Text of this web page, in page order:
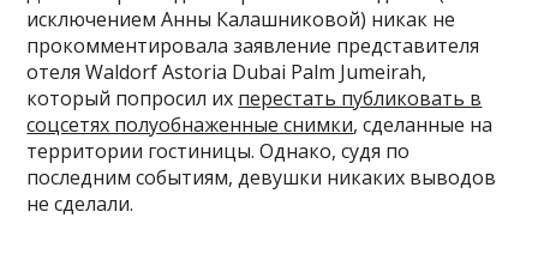
исключением Анны Калашниковой) никак не
прокомментировала заявление представителя
отеля Waldorf Astoria Dubai Palm Jumeirah,
который попросил их перестать публиковать в
соцсетях полуобнаженные снимки, сделанные на
территории гостиницы. Однако, судя по
последним событиям, девушки никаких выводов
не сделали.